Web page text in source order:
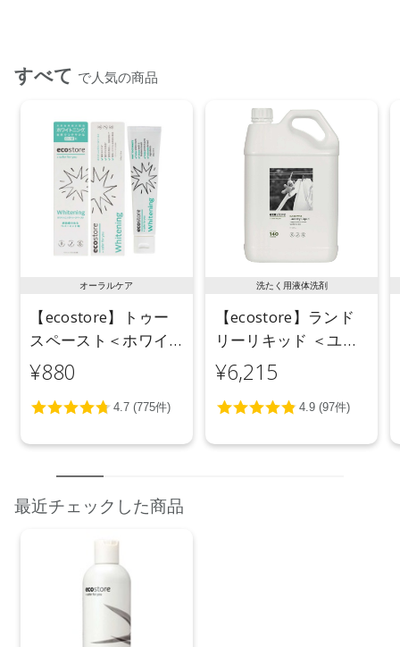
すべて で人気の商品
オーラルケア
【ecostore】トゥー
スペースト＜ホワイ
トニング＞ 100g
¥880
洗たく用液体洗剤
【ecostore】ランド
リーリキッド ＜ユー
カリ＞ 5L
¥6,215
最近チェックした商品